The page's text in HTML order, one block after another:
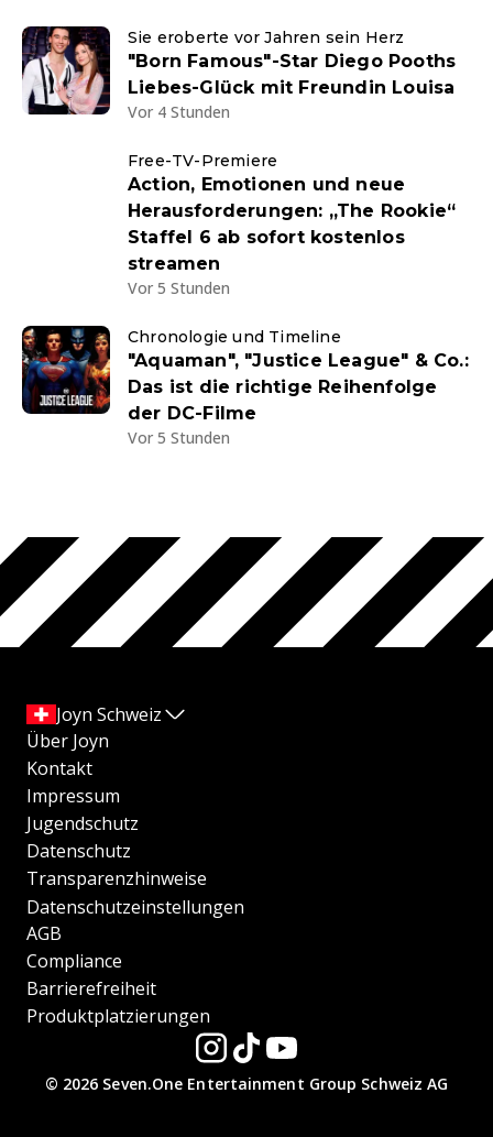
Sie eroberte vor Jahren sein Herz
"Born Famous"-Star Diego Pooths
Liebes-Glück mit Freundin Louisa
Vor 4 Stunden
Free-TV-Premiere
Action, Emotionen und neue
Herausforderungen: „The Rookie“
Staffel 6 ab sofort kostenlos
streamen
Vor 5 Stunden
Chronologie und Timeline
"Aquaman", "Justice League" & Co.:
Das ist die richtige Reihenfolge
der DC-Filme
Vor 5 Stunden
Joyn Schweiz
Über Joyn
Kontakt
Impressum
Jugendschutz
Datenschutz
Transparenzhinweise
Datenschutzeinstellungen
AGB
Compliance
Barrierefreiheit
Produktplatzierungen
© 2026 Seven.One Entertainment Group Schweiz AG